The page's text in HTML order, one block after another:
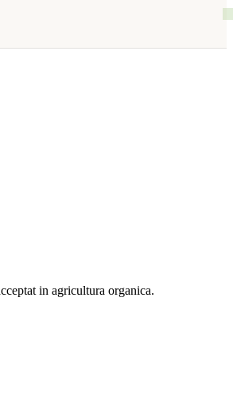
in agricultura organica.